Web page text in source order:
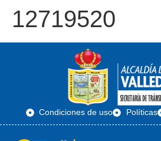
12719520
Condiciones de uso Políticas